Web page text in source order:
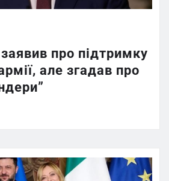
про підтримку
але згадав про